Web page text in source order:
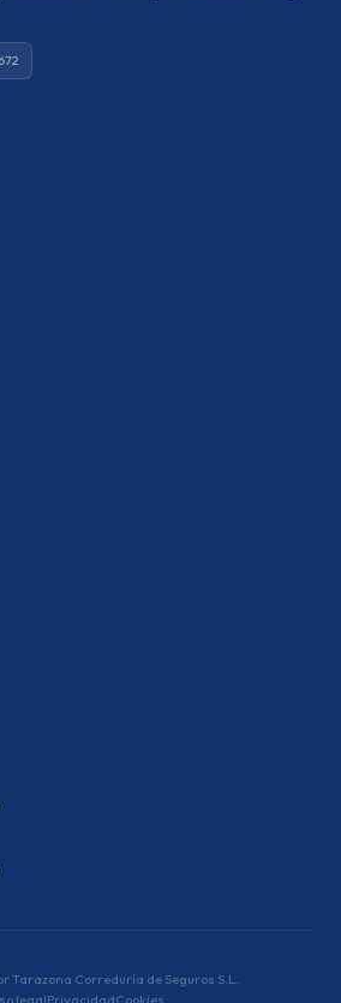
Tarazona Correduría de Seguros S.L.